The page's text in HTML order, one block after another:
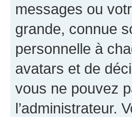
messages ou
grande, connue
personnelle à
avatars et de
vous ne pouvez
l’administrateur.